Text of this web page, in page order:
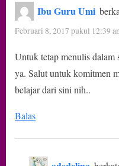
Ibu Guru Umi
Februari 8, 2017 pukul 12:39
Untuk tetap menulis dalam
ya. Salut untuk komitmen
belajar dari sini nih..
Balas